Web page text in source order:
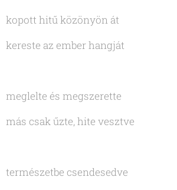
kopott hitű közönyön át
kereste az ember hangját
meglelte és megszerette
más csak űzte, hite vesztve
természetbe csendesedve